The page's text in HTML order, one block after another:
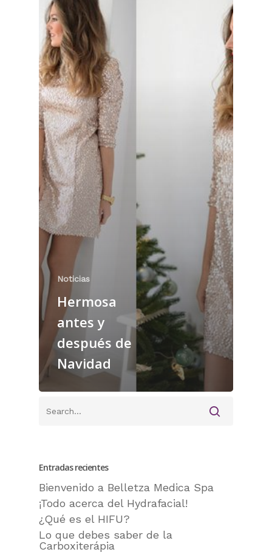
Noticias
Hermosa
antes y
después de
Navidad
Entradas recientes
Bienvenido a Belletza Medica Spa
¡Todo acerca del Hydrafacial!
¿Qué es el HIFU?
Lo que debes saber de la
Carboxiterápia